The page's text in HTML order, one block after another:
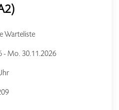
Warteliste
- Mo. 30.11.2026